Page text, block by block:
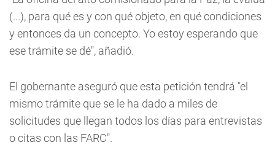
(...), para qué es y con qué objeto, en qué condiciones
y entonces da un concepto. Yo estoy esperando que
ese trámite se dé", añadió.
El gobernante aseguró que esta petición tendrá "el
mismo trámite que se le ha dado a miles de
solicitudes que llegan todos los días para entrevistas
o citas con las FARC".